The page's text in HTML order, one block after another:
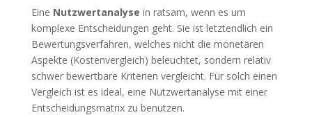
Eine Nutzwertanalyse in ratsam, wenn es um
komplexe Entscheidungen geht. Sie ist letztendlich ein
Bewertungsverfahren, welches nicht die monetären
Aspekte (Kostenvergleich) beleuchtet, sondern relativ
schwer bewertbare Kriterien vergleicht. Für solch einen
Vergleich ist es ideal, eine Nutzwertanalyse mit einer
Entscheidungsmatrix zu benutzen.